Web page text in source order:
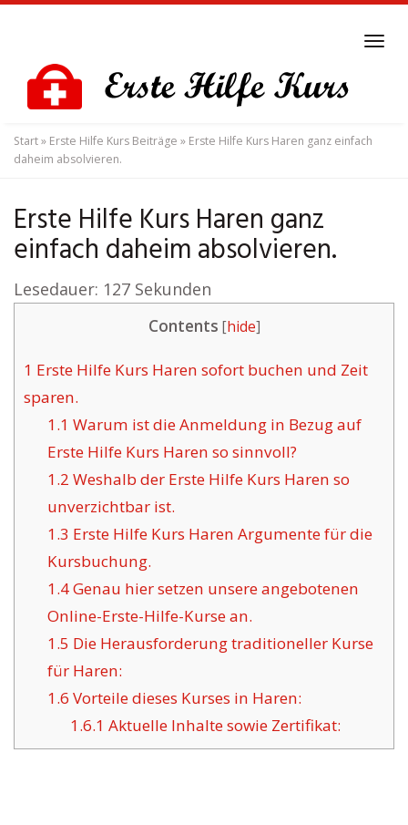
content
Start» Erste Hilfe Kurs Beiträge » Erste Hilfe Kurs Haren ganz einfach
daheim absolvieren.
Erste Hilfe Kurs Haren ganz
einfach daheim absolvieren.
Lesedauer: 127 Sekunden
Contents [hide]
1 Erste Hilfe Kurs Haren sofort buchen und Zeit
sparen.
1.1 Warum ist die Anmeldung in Bezug auf
Erste Hilfe Kurs Haren so sinnvoll?
1.2 Weshalb der Erste Hilfe Kurs Haren so
unverzichtbar ist.
1.3 Erste Hilfe Kurs Haren Argumente für die
Kursbuchung.
1.4Genau hier setzen unsere angebotenen
Online-Erste-Hilfe-Kurse an.
1.5 Die Herausforderung traditioneller Kurse
für Haren:
1.6 Vorteile dieses Kurses in Haren:
1.6.1 Aktuelle Inhalte sowie Zertifikat: